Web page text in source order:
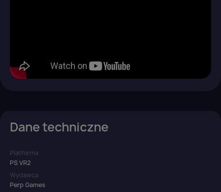
Dane techniczne
Platforma
PS VR2
Wydawca
Perp Games